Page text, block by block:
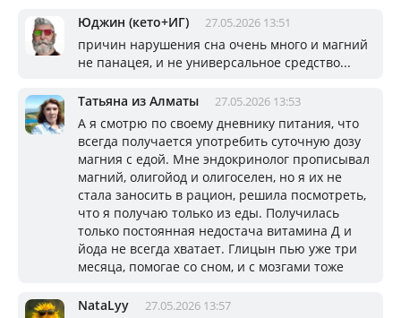
Юджин (кето+ИГ) 27.05.2026 13:51
причин нарушения сна очень много и магний
не панацея, и не универсальное средство...
Татьяна из Алматы 27.05.2026 13:53
А я смотрю по своему дневнику питания, что
всегда получается употребить суточную дозу
магния с едой. Мне эндокринолог прописывал
магний, олигойод и олигоселен, но я их не
стала заносить в рацион, решила посмотреть,
что я получаю только из еды. Получилась
только постоянная недостача витамина Д и
йода не всегда хватает. Глицын пью уже три
месяца, помогае со сном, и с мозгами тоже
NataLyy 27.05.2026 13:57